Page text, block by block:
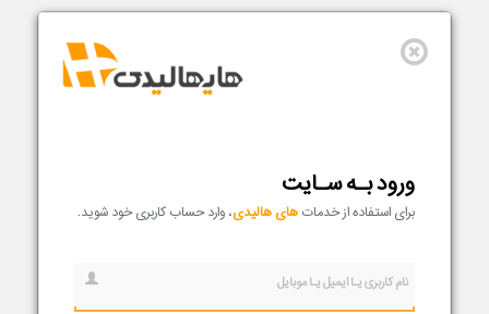
ورود بـه سـایت
برای استفاده از خدمات های هالیدی، وارد حساب کاربری خود شوید.
نام کاربری یـا ایمیل یـا موبایل